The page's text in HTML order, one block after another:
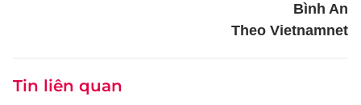
Bình An
Theo Vietnamnet
Tin liên quan